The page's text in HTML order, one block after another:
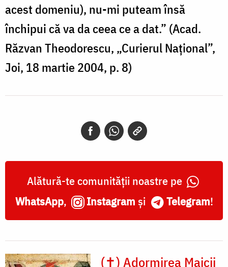
acest domeniu), nu-mi puteam însă
închipui că va da ceea ce a dat.” (Acad.
Răzvan Theodorescu, „Curierul Național”,
Joi, 18 martie 2004, p. 8)
Alătură-te comunității noastre pe
WhatsApp, Instagram și Telegram!
(✝) Adormirea Maicii